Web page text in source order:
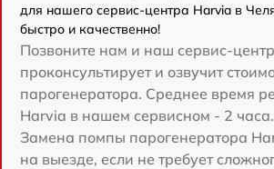
для нашего сервис-центра Harvia в
быстро и качественно!
Позвоните нам и наш сервис-
проконсультирует и озвучит
парогенератора. Среднее время
Harvia в нашем сервисном - 2 часа.
Замена помпы парогенератора
на выезде, если не требует